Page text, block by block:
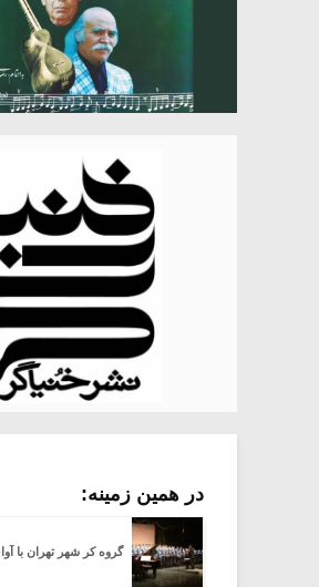
در همین زمینه:
گروه کر شهر تهران با